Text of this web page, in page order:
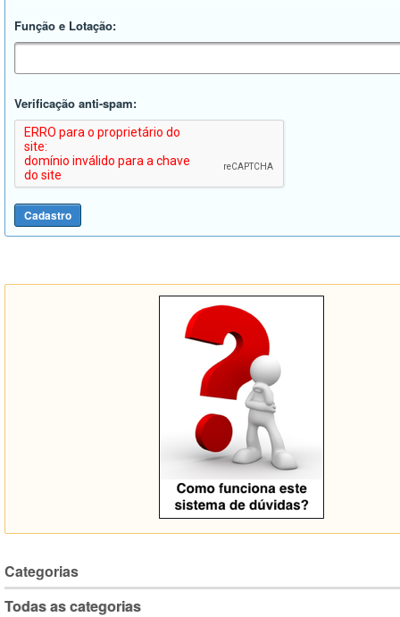
Função e Lotação:
Verificação anti-spam:
Categorias
Todas as categorias